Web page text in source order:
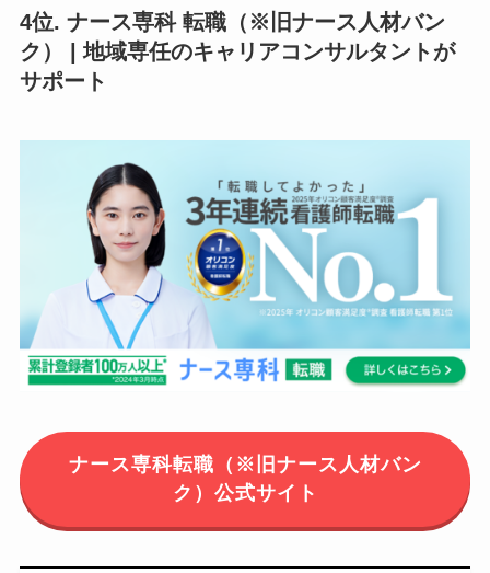
4位. ナース専科 転職（※旧ナース人材バン
ク） | 地域専任のキャリアコンサルタントが
サポート
ナース専科転職（※旧ナース人材バン
ク）公式サイト